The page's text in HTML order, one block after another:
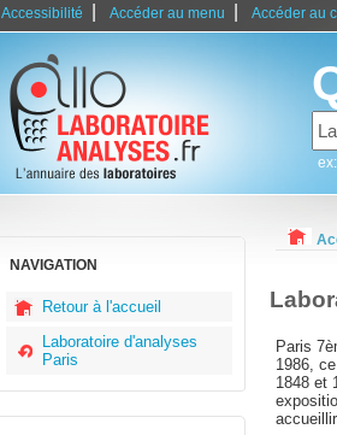
Accessibilité Accéder au menu Accéder au
NAVIGATION
Retour à l'accueil
Laboratoire d'analyses
Paris
Paris
1986,
1848 et